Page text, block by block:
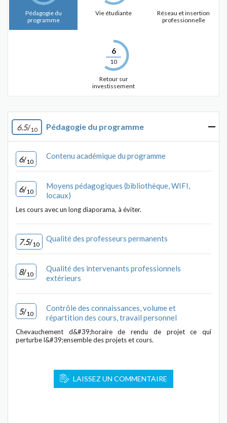
Pédagogie du
programme
Vie étudiante
Réseau et insertion
professionnelle
6
10
Retour sur
investissement
6.5/10 Pédagogie du programme
6/10
Contenu académique du programme
6/10
Moyens pédagogiques (bibliothèque, WIFI,
locaux)
Les cours avec un long diaporama, à éviter.
7.5/10
Qualité des professeurs permanents
8/10
Qualité des intervenants professionnels
extérieurs
5/10
Contrôle des connaissances, volume et
répartition des cours, travail personnel
Chevauchement d&#39;horaire de rendu de projet ce qui
perturbe l&#39;ensemble des projets et cours.
LAISSEZ UN COMMENTAIRE